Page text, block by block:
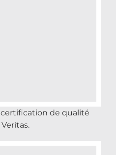
de qualité